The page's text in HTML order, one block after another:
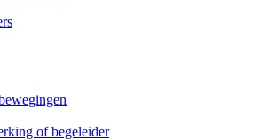
of begeleider